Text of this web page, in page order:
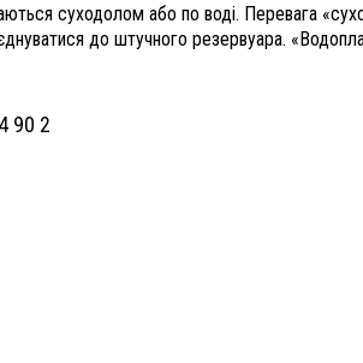
суходолом або по воді. Перевага
до штучного резервуара.